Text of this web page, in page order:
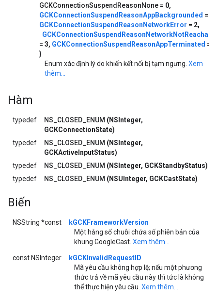
GCKConnectionSuspendReasonNone = 0,
GCKConnectionSuspendReasonAppBackgrounded = 1,
GCKConnectionSuspendReasonNetworkError = 2,
= 3, GCKConnectionSuspendReasonAppTerminated = 4
}
Enum xác định lý do khiến kết nối bị tạm ngưng. Xem
thêm...
Hàm
typedef NS_CLOSED_ENUM (NSInteger,
GCKConnectionState)
typedef
NS_CLOSED_ENUM (NSInteger,
GCKActiveInputStatus)
typedef
NS_CLOSED_ENUM (NSInteger, GCKStandbyStatus)
typedef
NS_CLOSED_ENUM (NSUInteger, GCKCastState)
Biến
NSString *const
kGCKFrameworkVersion
Một hằng số chuỗi chứa số phiên bản của
khung GoogleCast. Xem thêm...
const NSInteger
kGCKInvalidRequestID
Mã yêu cầu không hợp lệ; nếu một phương
thức trả về mã yêu cầu này thì tức là không
thể thực hiện yêu cầu. Xem thêm...